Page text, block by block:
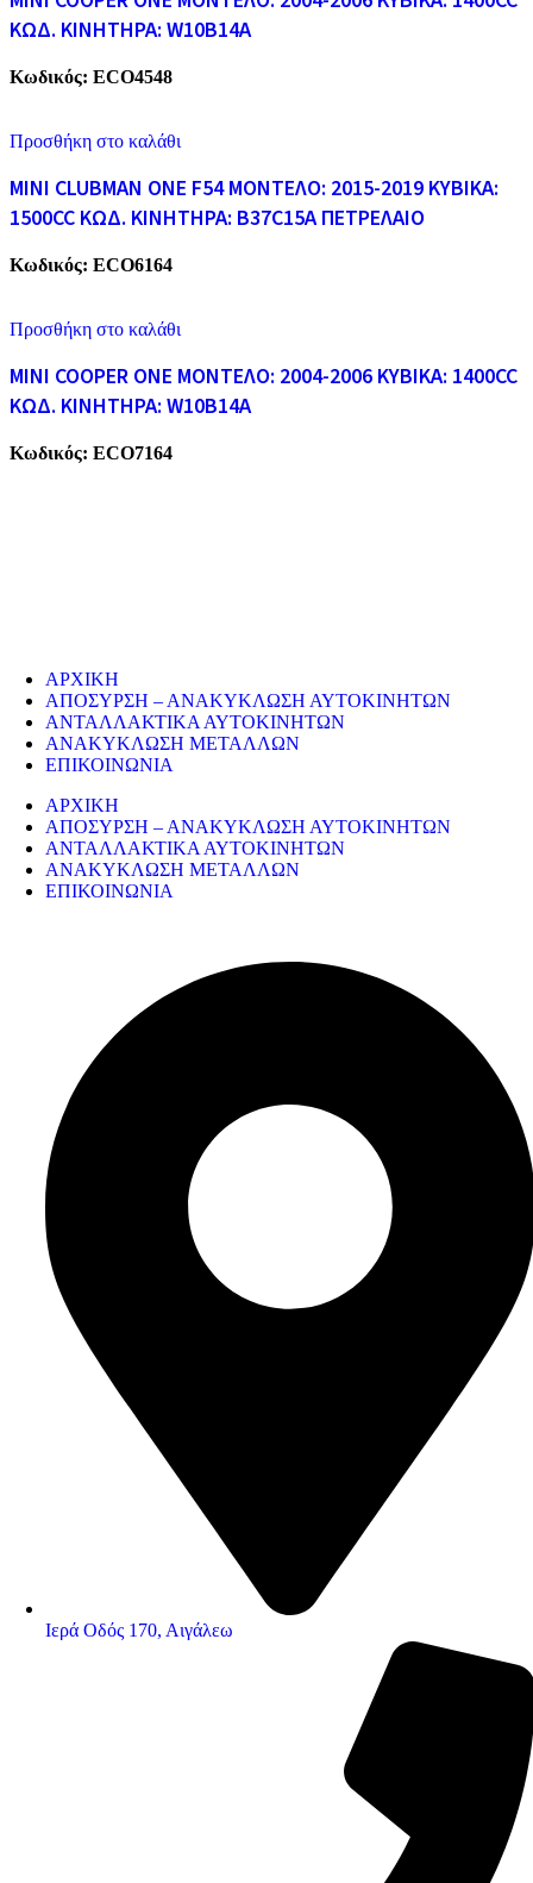
ΚΩΔ. ΚΙΝΗΤΗΡΑ: W10B14A
Κωδικός: ECO4548
Προσθήκη στο καλάθι
MINI CLUBMAN ONE F54 ΜΟΝΤΕΛΟ: 2015-2019 ΚΥΒΙΚΑ:
1500CC ΚΩΔ. ΚΙΝΗΤΗΡΑ: B37C15A ΠΕΤΡΕΛΑΙΟ
Κωδικός: ECO6164
Προσθήκη στο καλάθι
MINI COOPER ONE ΜΟΝΤΕΛΟ: 2004-2006 ΚΥΒΙΚΑ: 1400CC
ΚΩΔ. ΚΙΝΗΤΗΡΑ: W10B14A
Κωδικός: ECO7164
ΑΡΧΙΚΗ
ΑΠΟΣΥΡΣΗ – ΑΝΑΚΥΚΛΩΣΗ ΑΥΤΟΚΙΝΗΤΩΝ
ΑΝΤΑΛΛΑΚΤΙΚΑ ΑΥΤΟΚΙΝΗΤΩΝ
ΑΝΑΚΥΚΛΩΣΗ ΜΕΤΑΛΛΩΝ
ΕΠΙΚΟΙΝΩΝΙΑ
ΑΡΧΙΚΗ
ΑΠΟΣΥΡΣΗ – ΑΝΑΚΥΚΛΩΣΗ ΑΥΤΟΚΙΝΗΤΩΝ
ΑΝΤΑΛΛΑΚΤΙΚΑ ΑΥΤΟΚΙΝΗΤΩΝ
ΑΝΑΚΥΚΛΩΣΗ ΜΕΤΑΛΛΩΝ
ΕΠΙΚΟΙΝΩΝΙΑ
Ιερά Οδός 170, Αιγάλεω